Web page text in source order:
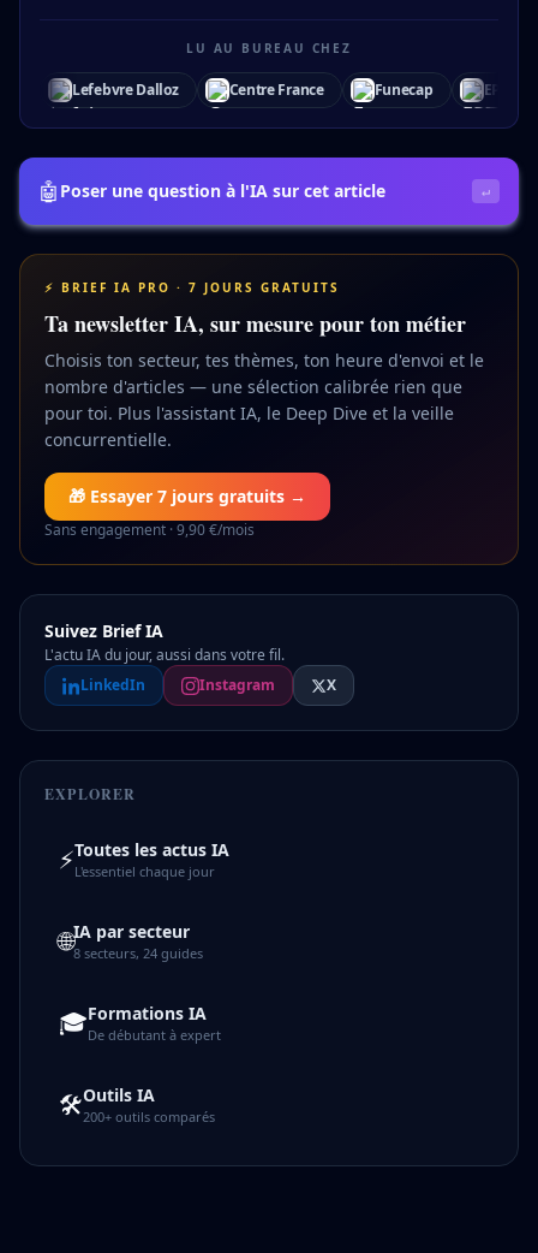
LU AU BUREAU CHEZ
Centre France Funecap EPITA Audencia
🤖 Poser une question à l'IA sur cet article ↵
⚡ BRIEF IA PRO · 7 JOURS GRATUITS
Ta newsletter IA, sur mesure pour ton métier
Choisis ton secteur, tes thèmes, ton heure d'envoi et le
nombre d'articles — une sélection calibrée rien que
pour toi. Plus l'assistant IA, le Deep Dive et la veille
concurrentielle.
🎁 Essayer 7 jours gratuits →
Sans engagement · 9,90 €/mois
Suivez Brief IA
L'actu IA du jour, aussi dans votre fil.
LinkedIn
Instagram X
EXPLORER
⚡Toutes les actus IA
L'essentiel chaque jour
🌐IA par secteur
8 secteurs, 24 guides
🎓Formations IA
De débutant à expert
🛠️Outils IA
200+ outils comparés